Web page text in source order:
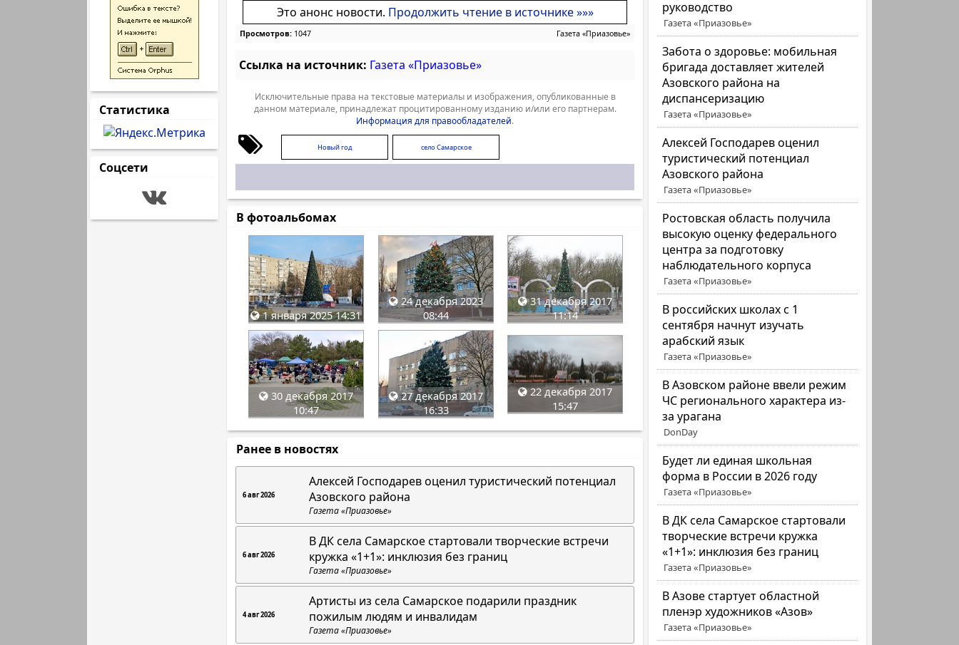
Статистика
Соцсети
руководство
Газета «Приазовье»
Забота о здоровье: мобильная
бригада доставляет жителей
Азовского района на
диспансеризацию
Газета «Приазовье»
Алексей Господарев оценил
туристический потенциал
Азовского района
Газета «Приазовье»
Ростовская область получила
высокую оценку федерального
центра за подготовку
наблюдательного корпуса
Газета «Приазовье»
В российских школах с 1
сентября начнут изучать
арабский язык
Газета «Приазовье»
В Азовском районе ввели режим
ЧС регионального характера из-
за урагана
DonDay
Будет ли единая школьная
форма в России в 2026 году
Газета «Приазовье»
В ДК села Самарское стартовали
творческие встречи кружка
«1+1»: инклюзия без границ
Газета «Приазовье»
В Азове стартует областной
пленэр художников «Азов»
Газета «Приазовье»
Это анонс новости. Продолжить чтение в источнике »»»
Просмотров: 1047 Газета «Приазовье»
Ссылка на источник: Газета «Приазовье»
Исключительные права на текстовые материалы и изображения, опубликованные в
данном материале, принадлежат процитированному изданию и/или его партнерам.
Информация для правообладателей.
Новый год село Самарское
В фотоальбомах
1 января 2025 14:31
24 декабря 2023
08:44
31 декабря 2017
11:14
30 декабря 2017
10:47
27 декабря 2017
16:33
22 декабря 2017
15:47
Ранее в новостях
6 авг 2026
Алексей Господарев оценил туристический потенциал
Азовского района
Газета «Приазовье»
6 авг 2026
В ДК села Самарское стартовали творческие встречи
кружка «1+1»: инклюзия без границ
Газета «Приазовье»
4 авг 2026
Артисты из села Самарское подарили праздник
пожилым людям и инвалидам
Газета «Приазовье»